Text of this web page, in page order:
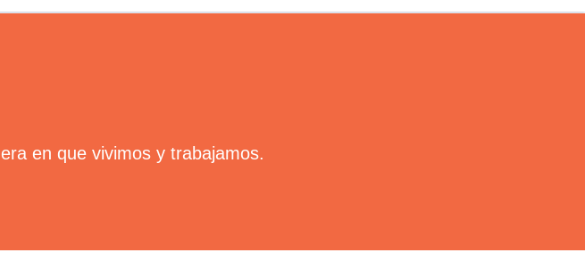
en que vivimos y trabajamos.